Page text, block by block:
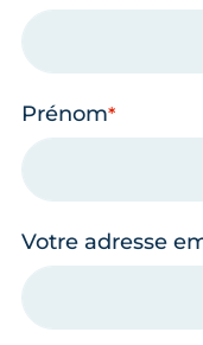
Prénom
Votre adresse